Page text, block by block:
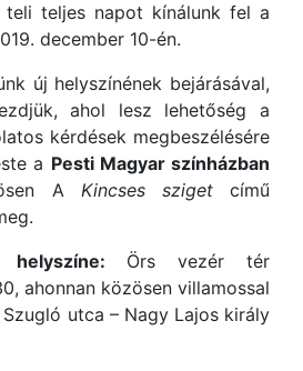
teli teljes napot kínálunk fel a
december 10-én.
új helyszínének bejárásával,
ahol lesz lehetőség a
kérdések megbeszélésére
a Pesti Magyar színházban
A Kincses szigetcímű
helyszíne: Örs vezér tér
ahonnan közösen villamossal
utca – Nagy Lajos király